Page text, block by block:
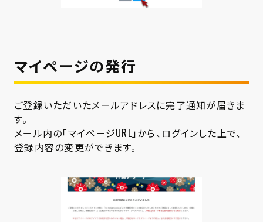
マイページの発行
ご登録いただいたメールアドレスに完了通知が届きま
す。
メール内の「マイページURL」から、ログインした上で、
登録内容の変更ができます。